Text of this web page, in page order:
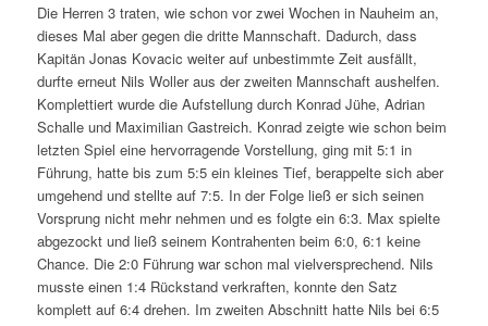
Die Herren 3 traten, wie schon vor zwei Wochen in Nauheim an,
dieses Mal aber gegen die dritte Mannschaft. Dadurch, dass
Kapitän Jonas Kovacic weiter auf unbestimmte Zeit ausfällt,
durfte erneut Nils Woller aus der zweiten Mannschaft aushelfen.
Komplettiert wurde die Aufstellung durch Konrad Jühe, Adrian
Schalle und Maximilian Gastreich. Konrad zeigte wie schon beim
letzten Spiel eine hervorragende Vorstellung, ging mit 5:1 in
Führung, hatte bis zum 5:5 ein kleines Tief, berappelte sich aber
umgehend und stellte auf 7:5. In der Folge ließ er sich seinen
Vorsprung nicht mehr nehmen und es folgte ein 6:3. Max spielte
abgezockt und ließ seinem Kontrahenten beim 6:0, 6:1 keine
Chance. Die 2:0 Führung war schon mal vielversprechend. Nils
musste einen 1:4 Rückstand verkraften, konnte den Satz
komplett auf 6:4 drehen. Im zweiten Abschnitt hatte Nils bei 6:5